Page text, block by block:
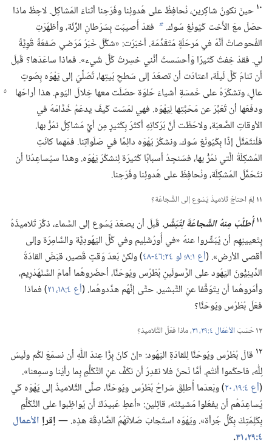
١٠ حينَ نكونُ شاكِرين،‏ نُحافِظُ على هُدوئِنا وفَرَحِنا أثناءَ المَشاكِل.‏ لاحِظْ ماذا
حصَلَ معَ الأُخت كْيُونْغ سُوك.‏ b فقدْ أُصيبَت بِسَرَطانِ الرِّئَة،‏ وأظهَرَتِ
الفُحوصاتُ أنَّهُ في مَرحَلَةٍ مُتَقَدِّمَة.‏ أخبَرَت:‏ «شكَّلَ خَبَرُ مَرَضي صَفعَةً قَوِيَّةً
لي.‏ فقدْ خِفتُ كَثيرًا وَأحسَستُ أنَّني خسِرتُ كُلَّ شَيء».‏ فماذا ساعَدَها؟‏ قَبلَ
أن تنامَ كُلَّ لَيلَة،‏ اعتادَت أن تصعَدَ إلى سَطحِ بَيتِها،‏ تُصَلِّيَ إلى يَهْوَه بِصَوتٍ
عالٍ،‏وتشكُرَهُ على خَمسَةِ أشياءَ حُلوَة حصَلَت معها خِلالَ اليَوم.‏ هذا أراحَها
ودفَعَها أن تُعَبِّرَ عن مَحَبَّتِها لِيَهْوَه.‏ فهي لمَسَت كَيفَ يدعَمُ خُدَّامَهُ في
الأوقاتِ الصَّعبَة،‏ ولاحَظَت أنَّ بَرَكاتِهِ أكثَرُ بِكَثيرٍ مِن أيِّ مَشاكِلَ نمُرُّ بها.‏
فلْنتَمَثَّلْ إذًا بِكْيُونْغ سُوك،‏ ونشكُرْ يَهْوَه دائِمًا في صَلَواتِنا.‏ فمَهما كانَتِ
المُشكِلَةُ الَّتي نمُرُّ بها،‏ فسَنجِدُ أسبابًا كَثيرَة لِنشكُرَ يَهْوَه.‏ وهذا سيُساعِدُنا أن
نتَحَمَّلَ المُشكِلَة،‏ ونُحافِظَ على هُدوئِنا وفَرَحِنا.‏
١١ لِمَ احتاجَ تَلاميذُ يَسُوع إلى الشَّجاعَة؟‏
١١ أُطلُبْ مِنهُ الشَّجاعَةَ لِتُبَشِّر.‏ قَبلَ أن يصعَدَ يَسُوع إلى السَّماء،‏ ذكَّرَ تَلاميذَهُ
بِتَعيينِهِم أن يُبَشِّروا عنهُ «في أُورُشَلِيم وفي كُلِّ اليَهُودِيَّة والسَّامِرَة وإلى
أقصى الأرض».‏ (‏أع ١:‏٨؛‏ لو ٢٤:‏٤٦-‏٤٨
‏)‏ ولكنْ بَعدَ وَقتٍ قَصير،‏ قبَضَ القادَةُ
الدِّينِيُّونَ اليَهُود على الرَّسولَينِ بُطْرُس ويُوحَنَّا،‏ أحضَروهُما أمامَ السَّنْهَدْرِيم،‏
وأمَروهُما أن يتَوَقَّفا عنِ التَّبشير.‏ حتَّى إنَّهُم هدَّدوهُما.‏ (‏أع ٤:‏١٨،‏
‏)‏ فماذا
فعَلَ بُطْرُس ويُوحَنَّا؟‏
١٢حَسَبَالأعْمَال ٤:‏٢٩،‏
‏،‏ ماذا فعَلَ التَّلاميذ؟‏
١٢ قالَ بُطْرُس ويُوحَنَّا لِلقادَةِ اليَهُود:‏ «إنْ كانَ بِرًّا عِندَ اللّٰهِ أن نسمَعَ لكُم ولَيسَ
لِلّٰه،‏ فاحكُموا أنتُم.‏ أمَّا نَحنُ فلا نقدِرُ أن نكُفَّ عنِ التَّكَلُّمِ بِما رأيْنا وسمِعنا».‏
(‏أع ٤:‏١٩،‏ ٢٠
‏)‏ وبَعدَما أُطلِقَ سَراحُ بُطْرُس ويُوحَنَّا،‏ صلَّى التَّلاميذُ إلى يَهْوَه كَي
يُساعِدَهُم أن يفعَلوا مَشيئَتَه،‏ قائِلين:‏ «أعطِ عَبيدَكَ أن يُواظِبوا على التَّكَلُّمِ
بِكَلِمَتِكَ بِكُلِّ جُرأة».‏ ويَهْوَه استَجابَ صَلاتَهُمُ الصَّادِقَة هذِه.‏ —‏إقرإ الأعمال
٤:‏٢٩،‏
٣١‏.‏